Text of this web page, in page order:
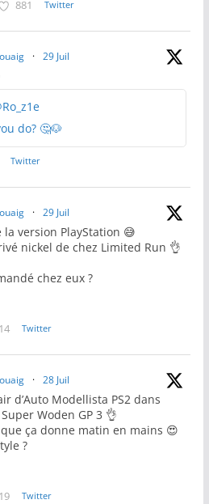
881 Twitter
· 29 Juil
do? 🤔🐶
Twitter
· 29 Juil
version PlayStation 😅
nickel de chez Limited Run 👌
chez eux ?
14 Twitter
· 28 Juil
d’Auto Modellista PS2 dans
Woden GP 3 👌
que ça donne matin en mains 😍
?
19 Twitter